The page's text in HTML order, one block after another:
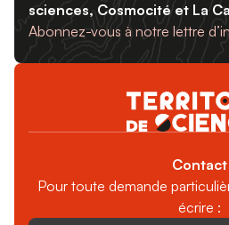
sciences, Cosmocité et La
Abonnez-vous à notre lettre
Contact
Pour toute demande
écrire :